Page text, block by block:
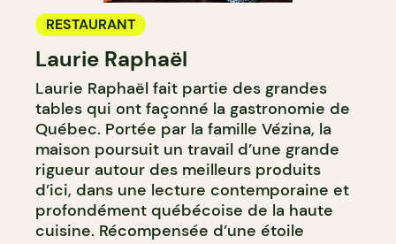
RESTAURANT
Laurie Raphaël
Laurie Raphaël fait partie des grandes
tables qui ont façonné la gastronomie de
Québec. Portée par la famille Vézina, la
maison poursuit un travail d’une grande
rigueur autour des meilleurs produits
d’ici, dans une lecture contemporaine et
profondément québécoise de la haute
cuisine. Récompensée d’une étoile